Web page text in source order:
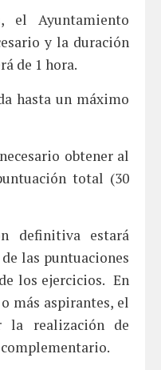
el Ayuntamiento
y la duración
de 1 hora.
hasta un máximo
obtener al
total (30
definitiva estará
las puntuaciones
los ejercicios. En
más aspirantes, el
la realización de